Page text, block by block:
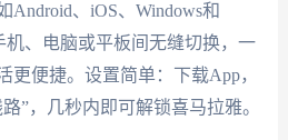
Android、iOS、Windows和
机、电脑或平板间无缝切换，一
更便捷。设置简单：下载App，
”，几秒内即可解锁喜马拉雅。